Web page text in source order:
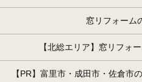
窓リフォーム
【北総エリア】窓リフォ
【PR】富里市・成田市・佐倉市